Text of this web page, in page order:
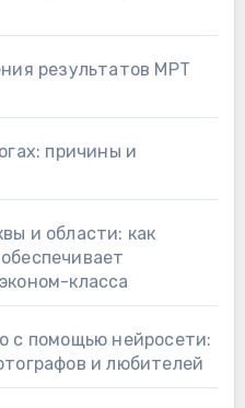
результатов МРТ
причины и
и области: как
класса
с помощью нейросети:
и любителей